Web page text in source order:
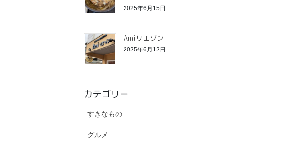
2025年6月15日
Amiリエゾン
2025年6月12日
カテゴリー
すきなもの
グルメ